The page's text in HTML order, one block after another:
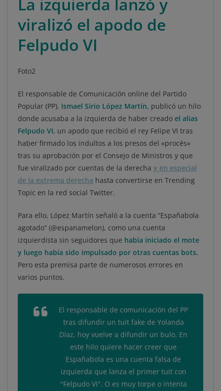
La izquierda lanzó y
viralizó el apodo de
Felpudo VI
Foto2
El responsable de Comunicación online del Partido
Popular (PP), Ismael Sirio López Martín, publicó un hilo
donde acusaba a la izquierda de haber creado el alias
Felpudo VI, un apodo que recibió el rey Felipe VI tras
haber firmado los indultos a los presos del «procés»
tras su aprobación por el Consejo de Ministros y que
fue viralizado por cuentas de la derecha y en especial
de la extrema derecha hasta convertirse en Trending
Topic en la red social Twitter.
Para ello, López Martín señaló a la cuenta “Españabola
agotado” (@espanamelon), como una cuenta
izquierdista sin seguidores que había iniciado el mote
y luego había sido impulsado por otras cuentas bots.
Pero esta premisa parte de numerosos errores en
varios puntos.
El responsable de comunicación del PP
tras difundir un tuit fake de Yolanda
Díaz, hoy vuelve a difundir un bulo. En
este hilo quiere hacer creer que
Españabola es una cuenta falsa de
izquierda que lanza el primer tuit con
"Felpudo VI". O es muy torpe o intenta